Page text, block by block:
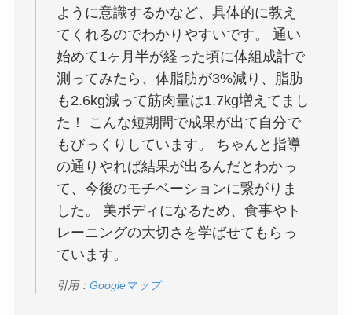
ように意識するかなど、具体的に教え
てくれるのでわかりやすいです。 通い
始めて1ヶ月半が経った頃に体組成計で
測ってみたら、体脂肪が3%減り、脂肪
も2.6kg減って筋肉量は1.7kg増えてまし
た！ こんな短期間で成果が出て自分で
もびっくりしています。 ちゃんと指導
の通りやれば結果が出るんだとわかっ
て、今後のモチベーションに繋がりま
した。 美ボディになるため、食事やト
レーニングの大切さを学ばせてもらっ
ています。
引用： Googleマップ